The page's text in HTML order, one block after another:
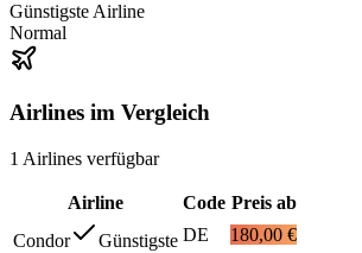
Günstigste Airline
Normal
Airlines im Vergleich
1 Airlines verfügbar
Airline Code Preis ab
Condor
Günstigste DE
180,00 €